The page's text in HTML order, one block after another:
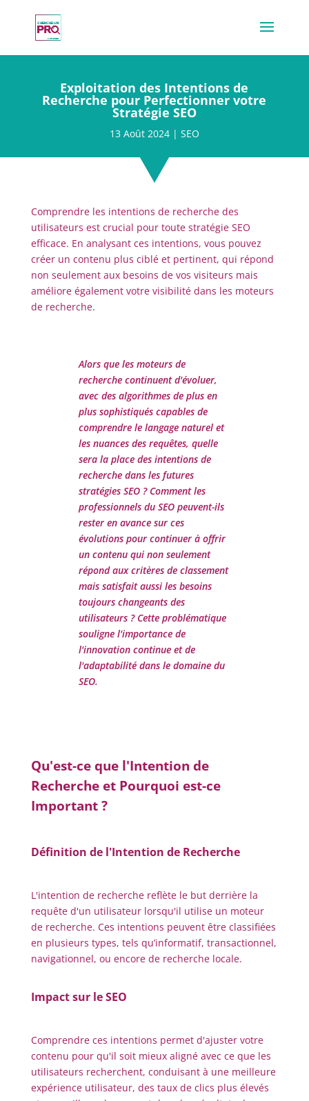
Exploitation des Intentions de
Recherche pour Perfectionner votre
Stratégie SEO
13 Août 2024| SEO
Comprendre les intentions de recherche des
utilisateurs est crucial pour toute stratégie SEO
efficace. En analysant ces intentions, vous pouvez
créer un contenu plus ciblé et pertinent, qui répond
non seulement aux besoins de vos visiteurs mais
améliore également votre visibilité dans les moteurs
de recherche.
Alors que les moteurs de
recherche continuent d'évoluer,
avec des algorithmes de plus en
plus sophistiqués capables de
comprendre le langage naturel et
les nuances des requêtes, quelle
sera la place des intentions de
recherche dans les futures
stratégies SEO ? Comment les
professionnels du SEO peuvent-ils
rester en avance sur ces
évolutions pour continuer à offrir
un contenu qui non seulement
répond aux critères de classement
mais satisfait aussi les besoins
toujours changeants des
utilisateurs ? Cette problématique
souligne l'importance de
l'innovation continue et de
l'adaptabilité dans le domaine du
SEO.
Qu'est-ce que l'Intention de
Recherche et Pourquoi est-ce
Important ?
Définition de l'Intention de Recherche
L'intention de recherche reflète le but derrière la
requête d'un utilisateur lorsqu'il utilise un moteur
de recherche. Ces intentions peuvent être classifiées
en plusieurs types, tels qu’informatif, transactionnel,
navigationnel, ou encore de recherche locale.
Impact sur le SEO
Comprendre ces intentions permet d'ajuster votre
contenu pour qu'il soit mieux aligné avec ce que les
utilisateurs recherchent, conduisant à une meilleure
expérience utilisateur, des taux de clics plus élevés